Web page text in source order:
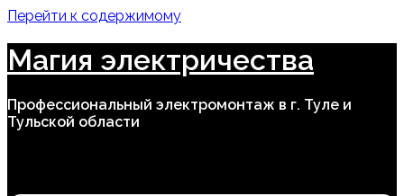
Перейти к содержимому
Магия электричества
Профессиональный электромонтаж в г. Туле и
Тульской области